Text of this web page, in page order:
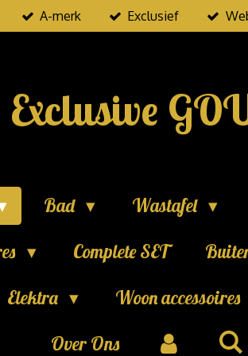
A-merk Exclusief
Exclusive
Bad Wastafel
Complete SET
Elektra Woon accessoires
Over Ons